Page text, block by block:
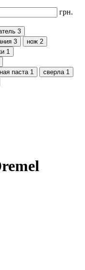
грн.
3
3 нож 2
1
паста 1 сверла 1